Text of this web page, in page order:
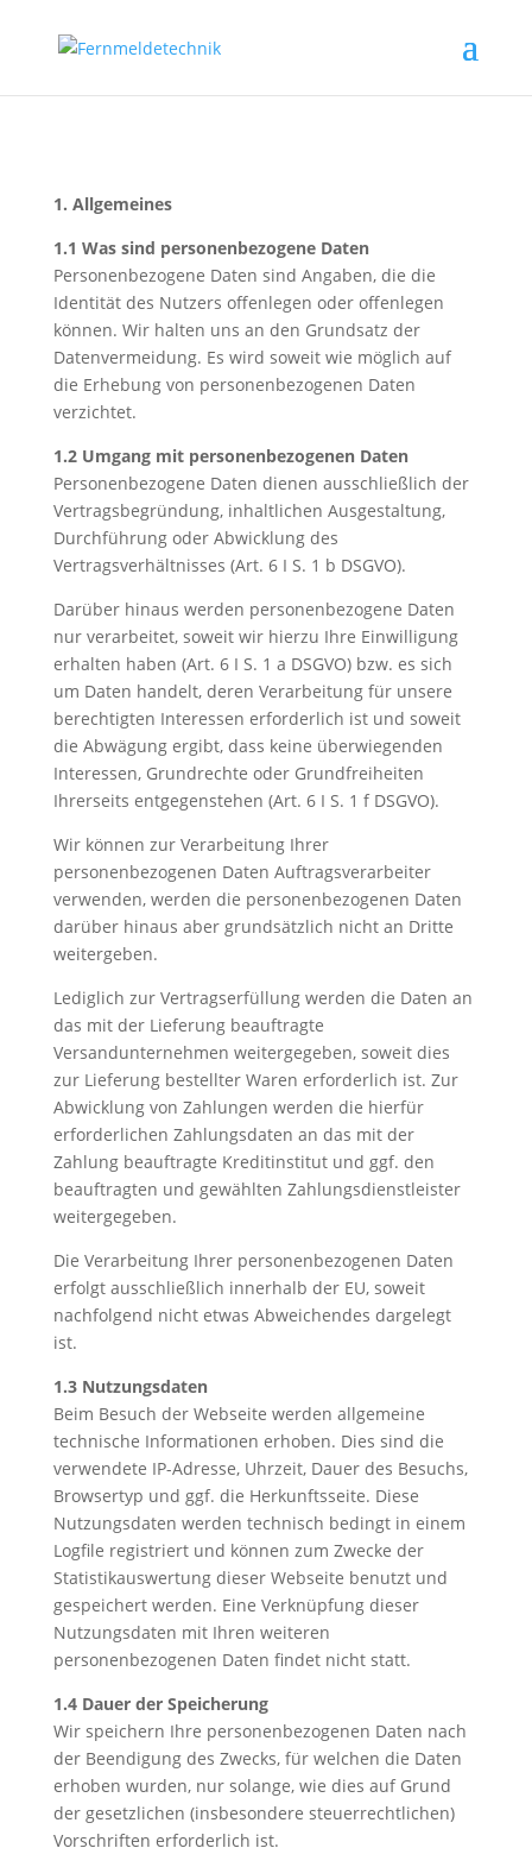
1. Allgemeines
1.1 Was sind personenbezogene Daten
Personenbezogene Daten sind Angaben, die die
Identität des Nutzers offenlegen oder offenlegen
können. Wir halten uns an den Grundsatz der
Datenvermeidung. Es wird soweit wie möglich auf
die Erhebung von personenbezogenen Daten
verzichtet.
1.2 Umgang mit personenbezogenen Daten
Personenbezogene Daten dienen ausschließlich der
Vertragsbegründung, inhaltlichen Ausgestaltung,
Durchführung oder Abwicklung des
Vertragsverhältnisses (Art. 6 I S. 1 b DSGVO).
Darüber hinaus werden personenbezogene Daten
nur verarbeitet, soweit wir hierzu Ihre Einwilligung
erhalten haben (Art. 6 I S. 1 a DSGVO) bzw. es sich
um Daten handelt, deren Verarbeitung für unsere
berechtigten Interessen erforderlich ist und soweit
die Abwägung ergibt, dass keine überwiegenden
Interessen, Grundrechte oder Grundfreiheiten
Ihrerseits entgegenstehen (Art. 6 I S. 1 f DSGVO).
Wir können zur Verarbeitung Ihrer
personenbezogenen Daten Auftragsverarbeiter
verwenden, werden die personenbezogenen Daten
darüber hinaus aber grundsätzlich nicht an Dritte
weitergeben.
Lediglich zur Vertragserfüllung werden die Daten an
das mit der Lieferung beauftragte
Versandunternehmen weitergegeben, soweit dies
zur Lieferung bestellter Waren erforderlich ist. Zur
Abwicklung von Zahlungen werden die hierfür
erforderlichen Zahlungsdaten an das mit der
Zahlung beauftragte Kreditinstitut und ggf. den
beauftragten und gewählten Zahlungsdienstleister
weitergegeben.
Die Verarbeitung Ihrer personenbezogenen Daten
erfolgt ausschließlich innerhalb der EU, soweit
nachfolgend nicht etwas Abweichendes dargelegt
ist.
1.3 Nutzungsdaten
Beim Besuch der Webseite werden allgemeine
technische Informationen erhoben. Dies sind die
verwendete IP-Adresse, Uhrzeit, Dauer des Besuchs,
Browsertyp und ggf. die Herkunftsseite. Diese
Nutzungsdaten werden technisch bedingt in einem
Logfile registriert und können zum Zwecke der
Statistikauswertung dieser Webseite benutzt und
gespeichert werden. Eine Verknüpfung dieser
Nutzungsdaten mit Ihren weiteren
personenbezogenen Daten findet nicht statt.
1.4 Dauer der Speicherung
Wir speichern Ihre personenbezogenen Daten nach
der Beendigung des Zwecks, für welchen die Daten
erhoben wurden, nur solange, wie dies auf Grund
der gesetzlichen (insbesondere steuerrechtlichen)
Vorschriften erforderlich ist.